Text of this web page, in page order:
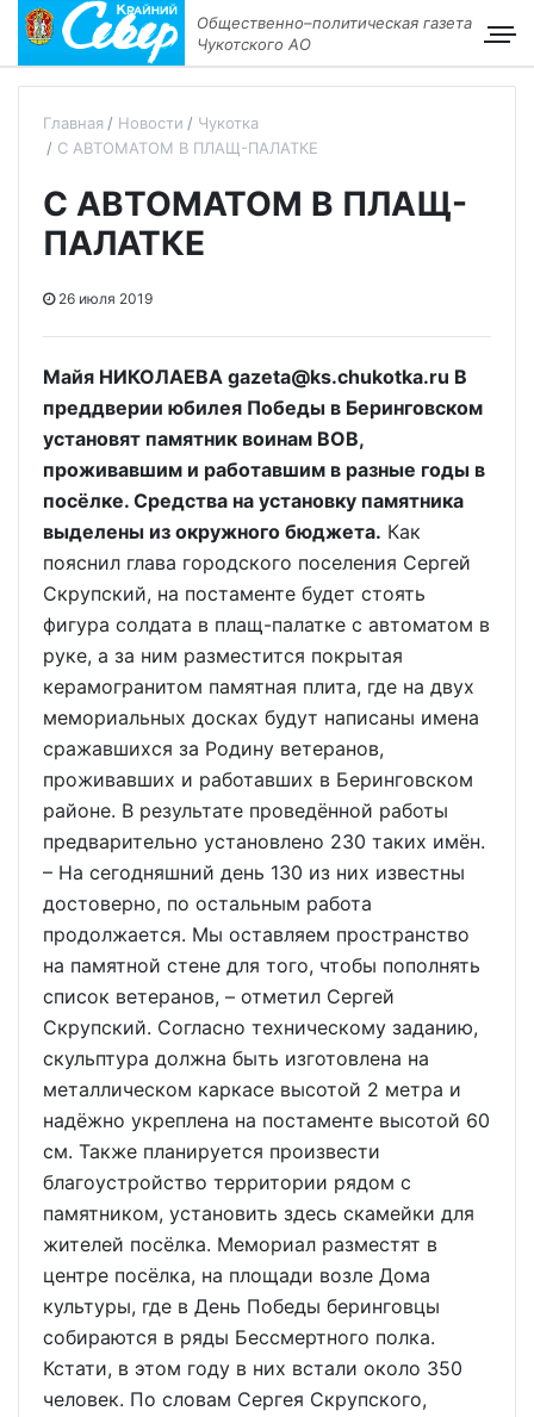
Общественно–политическая газета
Чукотского АО
Главная Новости
Чукотка
С АВТОМАТОМ В ПЛАЩ-ПАЛАТКЕ
С АВТОМАТОМ В ПЛАЩ-
ПАЛАТКЕ
26 июля 2019
Майя НИКОЛАЕВА gazeta@ks.chukotka.ru В
преддверии юбилея Победы в Беринговском
установят памятник воинам ВОВ,
проживавшим и работавшим в разные годы в
посёлке. Средства на установку памятника
выделены из окружного бюджета. Как
пояснил глава городского поселения Сергей
Скрупский, на постаменте будет стоять
фигура солдата в плащ-палатке с автоматом в
руке, а за ним разместится покрытая
керамогранитом памятная плита, где на двух
мемориальных досках будут написаны имена
сражавшихся за Родину ветеранов,
проживавших и работавших в Беринговском
районе. В результате проведённой работы
предварительно установлено 230 таких имён.
– На сегодняшний день 130 из них известны
достоверно, по остальным работа
продолжается. Мы оставляем пространство
на памятной стене для того, чтобы пополнять
список ветеранов, – отметил Сергей
Скрупский. Согласно техническому заданию,
скульптура должна быть изготовлена на
металлическом каркасе высотой 2 метра и
надёжно укреплена на постаменте высотой 60
см. Также планируется произвести
благоустройство территории рядом с
памятником, установить здесь скамейки для
жителей посёлка. Мемориал разместят в
центре посёлка, на площади возле Дома
культуры, где в День Победы беринговцы
собираются в ряды Бессмертного полка.
Кстати, в этом году в них встали около 350
человек. По словам Сергея Скрупского,